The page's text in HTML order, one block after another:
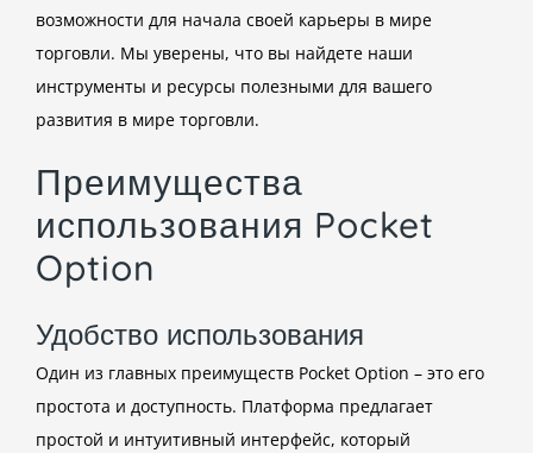
возможности для начала своей карьеры в мире
торговли. Мы уверены, что вы найдете наши
инструменты и ресурсы полезными для вашего
развития в мире торговли.
Преимущества
использования Pocket
Option
Удобство использования
Один из главных преимуществ Pocket Option – это его
простота и доступность. Платформа предлагает
простой и интуитивный интерфейс, который